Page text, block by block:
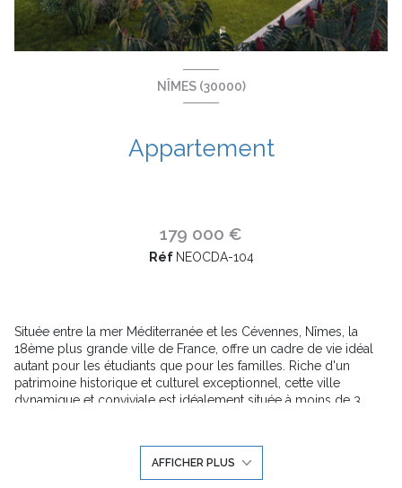
NÎMES (30000)
Appartement
179 000 €
Réf NEOCDA-104
Située entre la mer Méditerranée et les Cévennes, Nîmes, la
18ème plus grande ville de France, offre un cadre de vie idéal
autant pour les étudiants que pour les familles. Riche d'un
patrimoine historique et culturel exceptionnel, cette ville
dynamique et conviviale est idéalement située à moins de 3
LE CARRÉ DES AMOUREUX dispose d'une localisation idéale :
Au croisement des autoroutes A9 et A54 et à seulement 15
AFFICHER PLUS